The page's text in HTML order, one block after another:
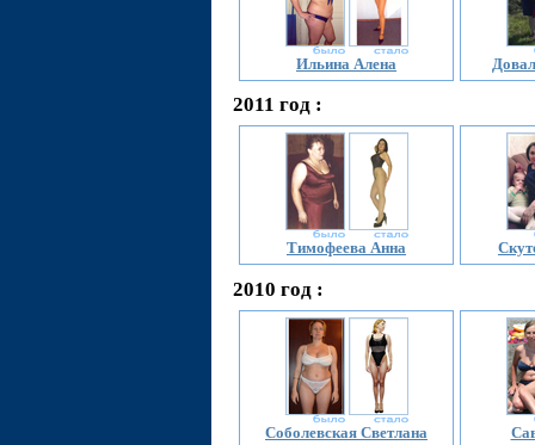
Ильина Алена
2011 год :
Тимофеева Анна
2010 год :
Соболевская Светлана